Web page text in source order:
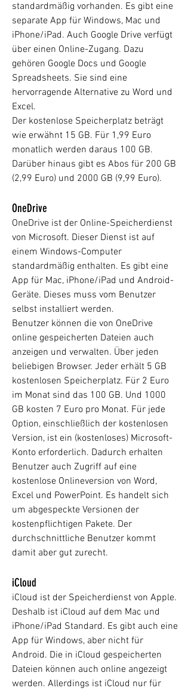
standardmäßig vorhanden. Es gibt eine
separate App für Windows, Mac und
iPhone/iPad. Auch Google Drive verfügt
über einen Online-Zugang. Dazu
gehören Google Docs und Google
Spreadsheets. Sie sind eine
hervorragende Alternative zu Word und
Excel.
Der kostenlose Speicherplatz beträgt
wie erwähnt 15 GB. Für 1,99 Euro
monatlich werden daraus 100 GB.
Darüber hinaus gibt es Abos für 200 GB
(2,99 Euro) und 2000 GB (9,99 Euro).
OneDrive
OneDrive ist der Online-Speicherdienst
von Microsoft. Dieser Dienst ist auf
einem Windows-Computer
standardmäßig enthalten. Es gibt eine
App für Mac, iPhone/iPad und Android-
Geräte. Dieses muss vom Benutzer
selbst installiert werden.
Benutzer können die von OneDrive
online gespeicherten Dateien auch
anzeigen und verwalten. Über jeden
beliebigen Browser. Jeder erhält 5 GB
kostenlosen Speicherplatz. Für 2 Euro
im Monat sind das 100 GB. Und 1000
GB kosten 7 Euro pro Monat. Für jede
Option, einschließlich der kostenlosen
Version, ist ein (kostenloses) Microsoft-
Konto erforderlich. Dadurch erhalten
Benutzer auch Zugriff auf eine
kostenlose Onlineversion von Word,
Excel und PowerPoint. Es handelt sich
um abgespeckte Versionen der
kostenpflichtigen Pakete. Der
durchschnittliche Benutzer kommt
damit aber gut zurecht.
iCloud
iCloud ist der Speicherdienst von Apple.
Deshalb ist iCloud auf dem Mac und
iPhone/iPad Standard. Es gibt auch eine
App für Windows, aber nicht für
Android. Die in iCloud gespeicherten
Dateien können auch online angezeigt
werden. Allerdings ist iCloud nur für